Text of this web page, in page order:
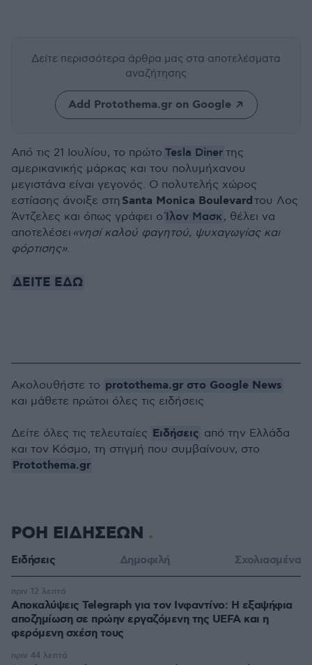
Δείτε περισσότερα άρθρα μας στα αποτελέσματα
αναζήτησης
Add Protothema.gr on Google
Από τις 21 Ιουλίου, το πρώτο Tesla Diner της
αμερικανικής μάρκας και του πολυμήχανου
μεγιστάνα είναι γεγονός. Ο πολυτελής χώρος
εστίασης άνοιξε στη Santa Monica Boulevardτου Λος
Άντζελες και όπως γράφει ο Ίλον Μασκ , θέλει να
αποτελέσει «νησί καλού φαγητού, ψυχαγωγίας και
φόρτισης».
ΔΕΙΤΕ ΕΔΩ
Ακολουθήστε το protothema.gr στο Google News
και μάθετε πρώτοι όλες τις ειδήσεις
Δείτε όλες τις τελευταίες Ειδήσεις από την Ελλάδα
και τον Κόσμο, τη στιγμή που συμβαίνουν, στο
Protothema.gr
ΡΟΗ ΕΙΔΗΣΕΩΝ
Ειδήσεις Δημοφιλή Σχολιασμένα
Αποκαλύψεις Telegraph για τον Ινφαντίνο: Η εξαψήφια
αποζημίωση σε πρώην εργαζόμενη της UEFA και η
φερόμενη σχέση τους
πριν 12 λεπτά
πριν 44 λεπτά